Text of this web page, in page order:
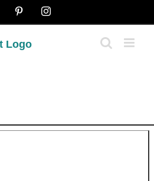
FacebookPinterestInstagram